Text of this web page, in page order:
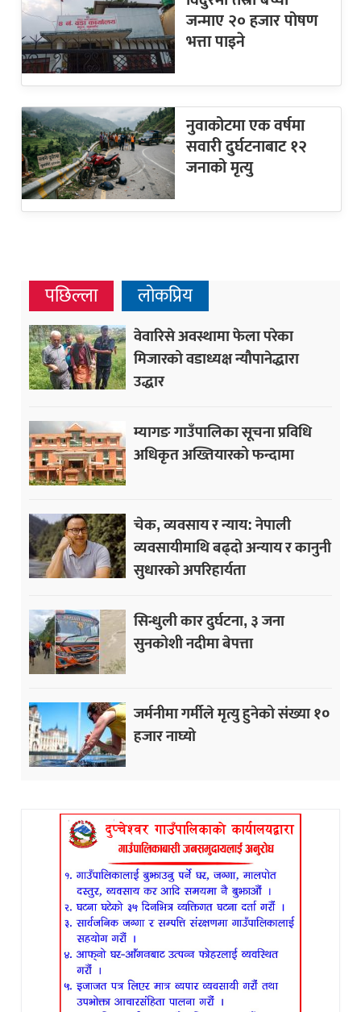
जन्माए २० हजार पोषण
भत्ता पाइने
नुवाकोटमा एक वर्षमा
सवारी दुर्घटनाबाट १२
जनाको मृत्यु
पछिल्ला लोकप्रिय
वेवारिसे अवस्थामा फेला परेका
मिजारको वडाध्यक्ष न्यौपानेद्धारा
उद्धार
म्यागङ गाउँपालिका सूचना प्रविधि
अधिकृत अख्तियारको फन्दामा
चेक, व्यवसाय र न्याय: नेपाली
व्यवसायीमाथि बढ्दो अन्याय र कानुनी
सुधारको अपरिहार्यता
सिन्धुली कार दुर्घटना, ३ जना
सुनकोशी नदीमा बेपत्ता
जर्मनीमा गर्मीले मृत्यु हुनेको संख्या १०
हजार नाघ्यो